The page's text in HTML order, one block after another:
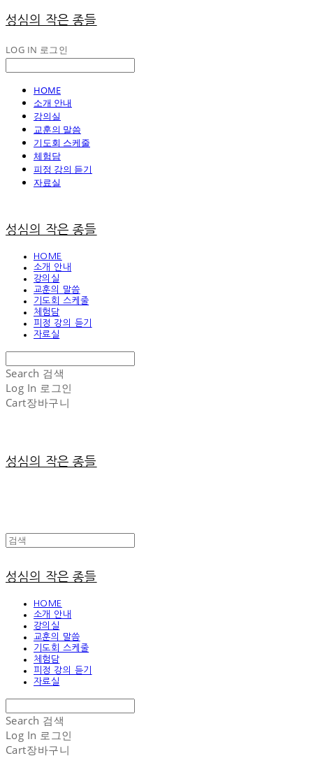
성심의 작은 종들
LOG IN 로그인
HOME
소개 안내
강의실
교훈의 말씀
기도회 스케줄
체험담
피정 강의 듣기
자료실
성심의 작은 종들
HOME
소개 안내
강의실
교훈의 말씀
기도회 스케줄
체험담
피정 강의 듣기
자료실
Search 검색
Log In 로그인
Cart장바구니
성심의 작은 종들
성심의 작은 종들
HOME
소개 안내
강의실
교훈의 말씀
기도회 스케줄
체험담
피정 강의 듣기
자료실
Search 검색
Log In 로그인
Cart장바구니